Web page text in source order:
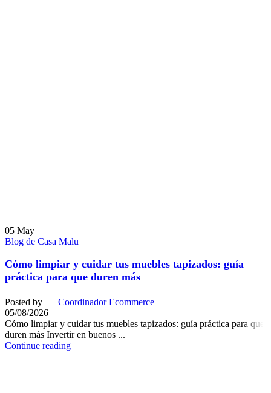
05 May
Blog de Casa Malu
Cómo limpiar y cuidar tus muebles tapizados: guía
práctica para que duren más
Posted by
Coordinador Ecommerce
05/08/2026
Cómo limpiar y cuidar tus muebles tapizados: guía práctica para que
duren más Invertir en buenos ...
Continue reading